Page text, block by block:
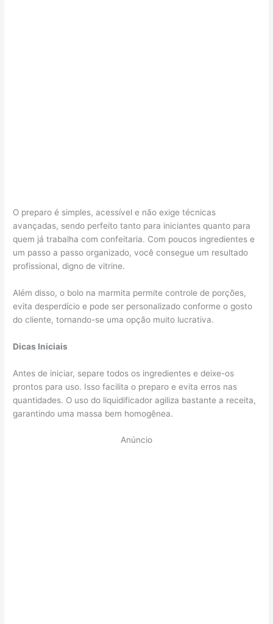
O preparo é simples, acessível e não exige técnicas
avançadas, sendo perfeito tanto para iniciantes quanto para
quem já trabalha com confeitaria. Com poucos ingredientes e
um passo a passo organizado, você consegue um resultado
profissional, digno de vitrine.
Além disso, o bolo na marmita permite controle de porções,
evita desperdício e pode ser personalizado conforme o gosto
do cliente, tornando-se uma opção muito lucrativa.
Dicas Iniciais
Antes de iniciar, separe todos os ingredientes e deixe-os
prontos para uso. Isso facilita o preparo e evita erros nas
quantidades. O uso do liquidificador agiliza bastante a receita,
garantindo uma massa bem homogênea.
Anúncio